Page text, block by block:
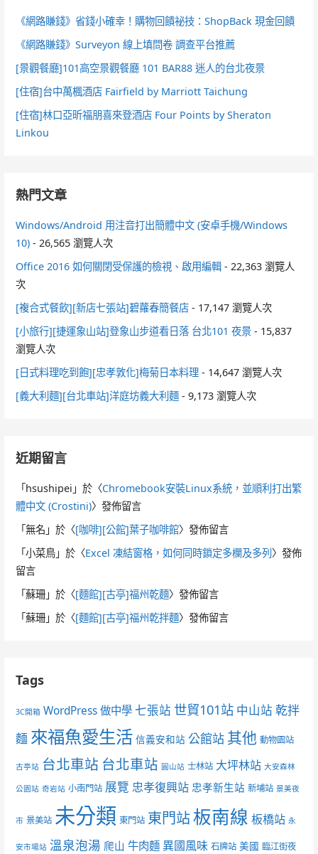
《網路賺錢》省錢小確幸！購物回饋祕技：ShopBack 現金回饋
《網路賺錢》Surveyon 線上填問卷 調查平台推薦
[景觀餐廳]101高空景觀餐廳 101 BAR88 迷人的台北夜景
[住宿]台中萬楓酒店 Fairfield by Marriott Taichung
[住宿]林口亞昕福朋喜來登酒店 Four Points by Sheraton
Linkou
熱門文章
Windows/Android 用注音打出簡體中文 (安卓手機/Windows
10) - 26,565 瀏覽人次
Office 2016 如何關閉受保護的檢視、啟用編輯 - 22,363 瀏覽人
次
[複合式餐飲][新店七張站]碧蘿春簡餐店 - 17,147 瀏覽人次
[小旅行][捷運象山站]登象山步道看日落 台北101 夜景 - 15,837
瀏覽人次
[日式料理吃到飽][忠孝敦化]梅菊日本料理 - 14,647 瀏覽人次
[義大利麵][台北車站]洋庭坊義大利麵 - 9,173 瀏覽人次
近期留言
「hsushipei 」於〈Chromebook安裝Linux系統，並順利打出繁
體中文 (Crostini)〉發佈留言
「無名 」於〈[咖啡][公館]葉子咖啡館〉發佈留言
「小菜鳥 」於〈Excel 凍結窗格，如何同時鎖定多欄及多列〉發佈
留言
「蘇珊 」於〈[麵館][古亭]福州乾麵〉發佈留言
「蘇珊 」於〈[麵館][古亭]福州乾拌麵〉發佈留言
Tags
3C開箱 WordPress 做中學 七張站 世貿101站 中山站 乾拌
麵 來福魚愛生活 信義安和站 公館站 其他 動物園站
古亭站 台北車站 台北車站 圓山站 士林站 大坪林站 大安森林
公園站 奇岩站 小南門站 展覽 忠孝復興站 忠孝新生站 新埔站 景美夜
市 景美站 未分類 東門站 東門站板南線 板橋站 永
安市場站 溫泉泡湯 爬山 牛肉麵 異國風味 石牌站 美國 臨江街夜